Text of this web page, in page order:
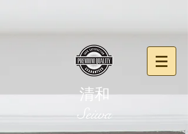
清和
​Seiwa